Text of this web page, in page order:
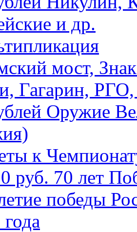
и др.
мост,
Гагарин,
Оружие
к
руб. 70 лет
победы